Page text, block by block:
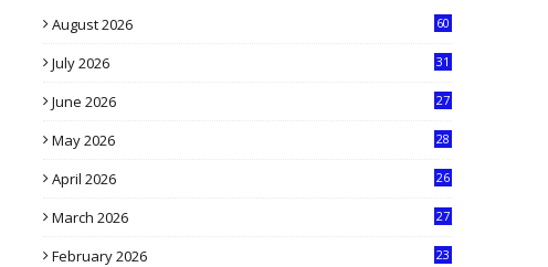
August 2026 60
July 2026
31
June 2026
27
May 2026
28
April 2026
26
March 2026
27
February 2026
23